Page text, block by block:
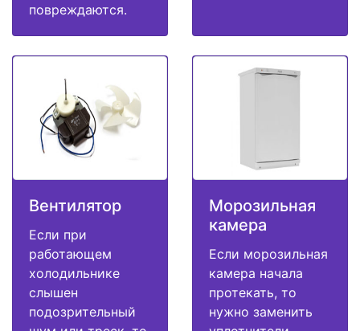
повреждаются.
Вентилятор
Если при
работающем
холодильнике
слышен
подозрительный
Морозильная
камера
Если морозильная
камера начала
протекать, то
нужно заменить